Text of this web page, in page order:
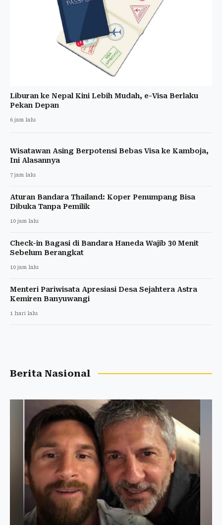
Liburan ke Nepal Kini Lebih Mudah, e-Visa Berlaku
Pekan Depan
6 jam lalu
Wisatawan Asing Berpotensi Bebas Visa ke Kamboja,
Ini Alasannya
7 jam lalu
Aturan Bandara Thailand: Koper Penumpang Bisa
Dibuka Tanpa Pemilik
10 jam lalu
Check-in Bagasi di Bandara Haneda Wajib 30 Menit
Sebelum Berangkat
10 jam lalu
Menteri Pariwisata Apresiasi Desa Sejahtera Astra
Kemiren Banyuwangi
1 hari lalu
Berita Nasional